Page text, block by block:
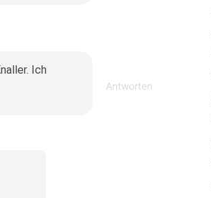
Ich
Antworten